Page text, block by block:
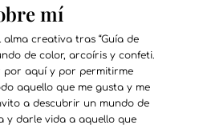
mí
alma creativa tras “Guía de
de color, arcoíris y confeti.
por aquí y por permitirme
aquello que me gusta y me
a descubrir un mundo de
y darle vida a aquello que